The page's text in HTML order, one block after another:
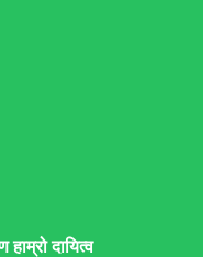
दायित्व